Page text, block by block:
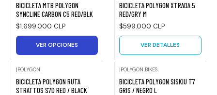
BICICLETA MTB POLYGON
SYNCLINE CARBON C5 RED/BLK
$1.699.000 CLP
VER OPCIONES
BICICLETA POLYGON XTRADA 5
RED/GRY M
$599.000 CLP
VER DETALLES
|POLYGON
BICICLETA POLYGON RUTA
STRATTOS S7D RED / BLACK
|POLYGON BIKES
BICICLETA POLYGON SISKIU T7
GRIS / NEGRO L